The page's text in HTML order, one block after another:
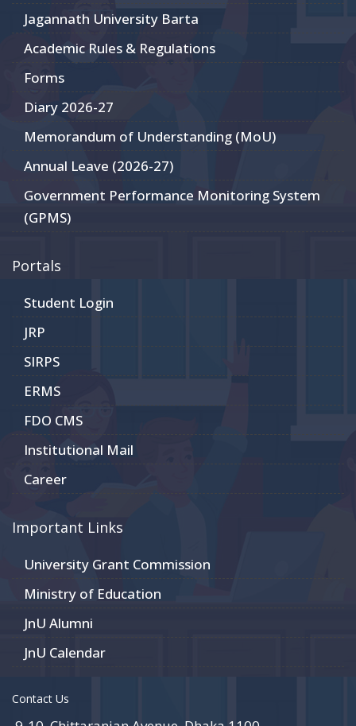
Jagannath University Barta
Academic Rules & Regulations
Forms
Diary 2026-27
Memorandum of Understanding (MoU)
Annual Leave (2026-27)
Government Performance Monitoring System
(GPMS)
Portals
Student Login
JRP
SIRPS
ERMS
FDO CMS
Institutional Mail
Career
Important Links
University Grant Commission
Ministry of Education
JnU Alumni
JnU Calendar
Contact Us